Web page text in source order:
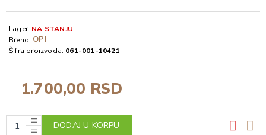
1.700,00 RSD
Lager: NA STANJU
Brend: OPI
Šifra proizvoda: 061-001-10421
DODAJ U KORPU